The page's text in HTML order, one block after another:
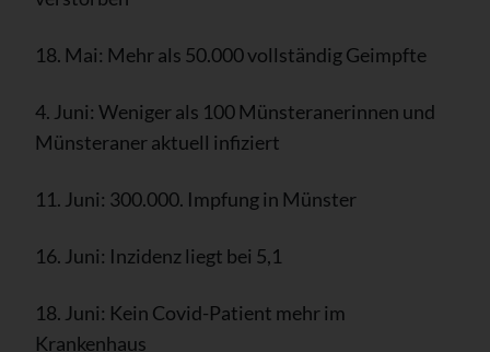
18. Mai: Mehr als 50.000 vollständig Geimpfte
4. Juni: Weniger als 100 Münsteranerinnen und
Münsteraner aktuell infiziert
11. Juni: 300.000. Impfung in Münster
16. Juni: Inzidenz liegt bei 5,1
18. Juni: Kein Covid-Patient mehr im
Krankenhaus